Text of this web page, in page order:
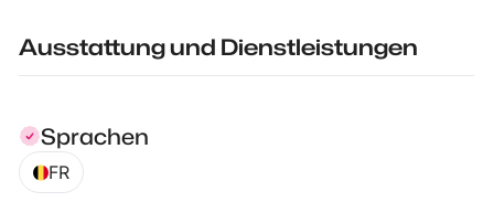
Ausstattung und Dienstleistungen
Sprachen
FR